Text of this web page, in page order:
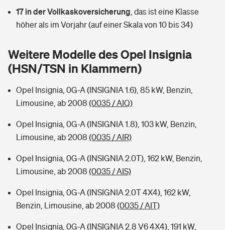
Tools
Hochwasser-Check: Wie gefährdet ist Ihr Haus?
Wer versichert was: Jetzt Versicherer finden
Pferdehalter-Haftpflicht
Private Cyberversicherung
Musikinstrumentenversicherung
Typklassen: So ist Ihr Auto eingestuft
Wer versichert was: Jetzt Versicherer finden
Rentenrechner: Wie viel Geld bekomme ich im Alter?
17 in der Vollkaskoversicherung das ist eine Klasse
höher als im Vorjahr (auf einer Skala von 10 bis 34)
Weitere Modelle des Opel Insignia
(HSN/TSN in Klammern)
Opel Insignia, 0G-A (INSIGNIA 1.6), 85 kW, Benzin,
Limousine, ab 2008 (0035 / AIQ)
Opel Insignia, 0G-A (INSIGNIA 1.8), 103 kW, Benzin,
Limousine, ab 2008 (0035 / AIR)
Opel Insignia, 0G-A (INSIGNIA 2.0T), 162 kW, Benzin,
Limousine, ab 2008 (0035 / AIS)
Opel Insignia, 0G-A (INSIGNIA 2.0T 4X4), 162 kW,
Benzin, Limousine, ab 2008 (0035 / AIT)
Opel Insignia, 0G-A (INSIGNIA 2.8 V6 4X4), 191 kW,